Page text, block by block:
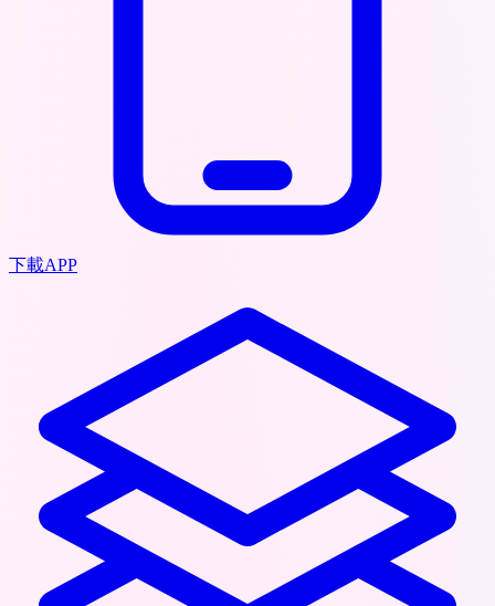
下載APP